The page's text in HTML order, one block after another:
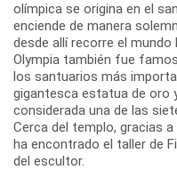
olímpica se origina en el
enciende de manera
desde allí recorre el
Olympia también fue
los santuarios más
gigantesca estatua de oro
considerada una de las
Cerca del templo, gracias
ha encontrado el taller de
del escultor.